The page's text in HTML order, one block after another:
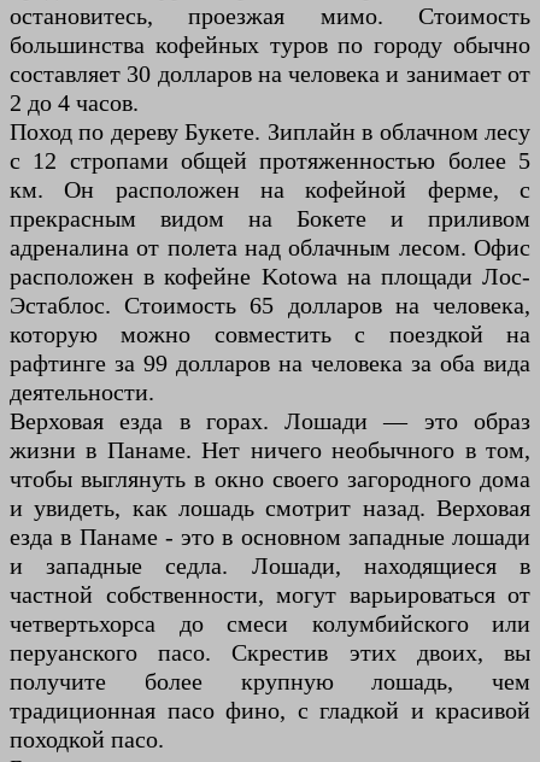
остановитесь, проезжая мимо. Стоимость
большинства кофейных туров по городу обычно
составляет 30 долларов на человека и занимает от
2 до 4 часов.
Поход по дереву Букете. Зиплайн в облачном лесу
с 12 стропами общей протяженностью более 5
км. Он расположен на кофейной ферме, с
прекрасным видом на Бокете и приливом
адреналина от полета над облачным лесом. Офис
расположен в кофейне Kotowa на площади Лос-
Эстаблос. Стоимость 65 долларов на человека,
которую можно совместить с поездкой на
рафтинге за 99 долларов на человека за оба вида
деятельности.
Верховая езда в горах. Лошади — это образ
жизни в Панаме. Нет ничего необычного в том,
чтобы выглянуть в окно своего загородного дома
и увидеть, как лошадь смотрит назад. Верховая
езда в Панаме - это в основном западные лошади
и западные седла. Лошади, находящиеся в
частной собственности, могут варьироваться от
четвертьхорса до смеси колумбийского или
перуанского пасо. Скрестив этих двоих, вы
получите более крупную лошадь, чем
традиционная пасо фино, с гладкой и красивой
походкой пасо.